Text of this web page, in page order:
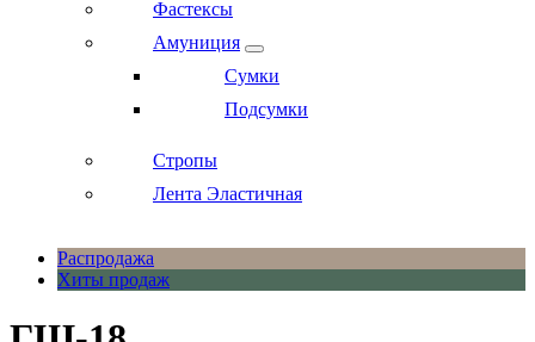
Фастексы
Амуниция
Сумки
Подсумки
Стропы
Лента Эластичная
Распродажа
Хиты продаж